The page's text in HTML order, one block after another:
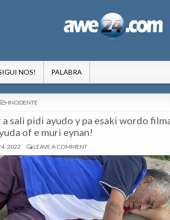
NOS! PALABRA
POSTED
IN
INCIDENTE
sali pidi ayudo y pa esaki wordo
of e muri eynan!
2022 LEAVE A COMMENT